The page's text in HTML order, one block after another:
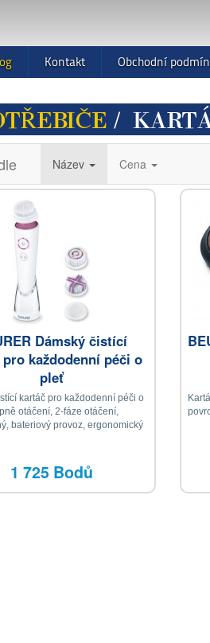
Kontakt Obchodní
/
Název Cena
Dámský čistící
každodenní péči o
pleť
kartáč pro každodenní péči o
otáčení, 2-fáze otáčení,
bateriový provoz, ergonomický
1 725 Bodů